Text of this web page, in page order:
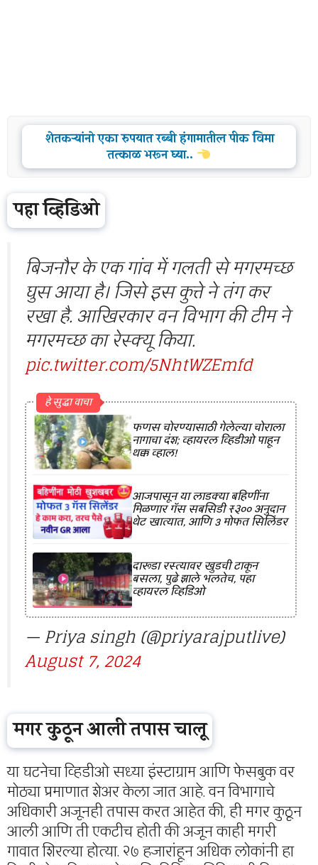
शेतकऱ्यांनो एका रुपयात रब्बी हंगामातील पीक विमा
तत्काळ भरून घ्या..
पहा व्हिडिओ
बिजनौर के एक गांव में गलती से मगरमच्छ
घुस आया है। जिसे इस कुत्ते ने तंग कर
रखा है. आखिरकार वन विभाग की टीम ने
मगरमच्छ का रेस्क्यू किया.
pic.twitter.com/5NhtWZEmfd
हे सुद्धा वाचा
फणस चोरण्यासाठी गेलेल्या चोराला
नागाचा दंश; व्हायरल व्हिडीओ पाहून
थक्क व्हाल!
आजपासून या लाडक्या बहिणींना
मिळणार गॅस सबसिडी ₹३०० अनुदान
थेट खात्यात, आणि 3 मोफत सिलिंडर
दारूडा रस्त्यावर खुडची टाकून
बसला, पुढे झाले भलतेच, पहा
व्हायरल व्हिडिओ
— Priya singh (@priyarajputlive)
August 7, 2024
मगर कुठून आली तपास चालू
या घटनेचा व्हिडीओ सध्या इंस्टाग्राम आणि फेसबुक वर
मोठ्या प्रमाणात शेअर केला जात आहे. वन विभागाचे
अधिकारी अजूनही तपास करत आहेत की, ही मगर कुठून
आली आणि ती एकटीच होती की अजून काही मगरी
गावात शिरल्या होत्या. २७ हजारांहून अधिक लोकांनी हा